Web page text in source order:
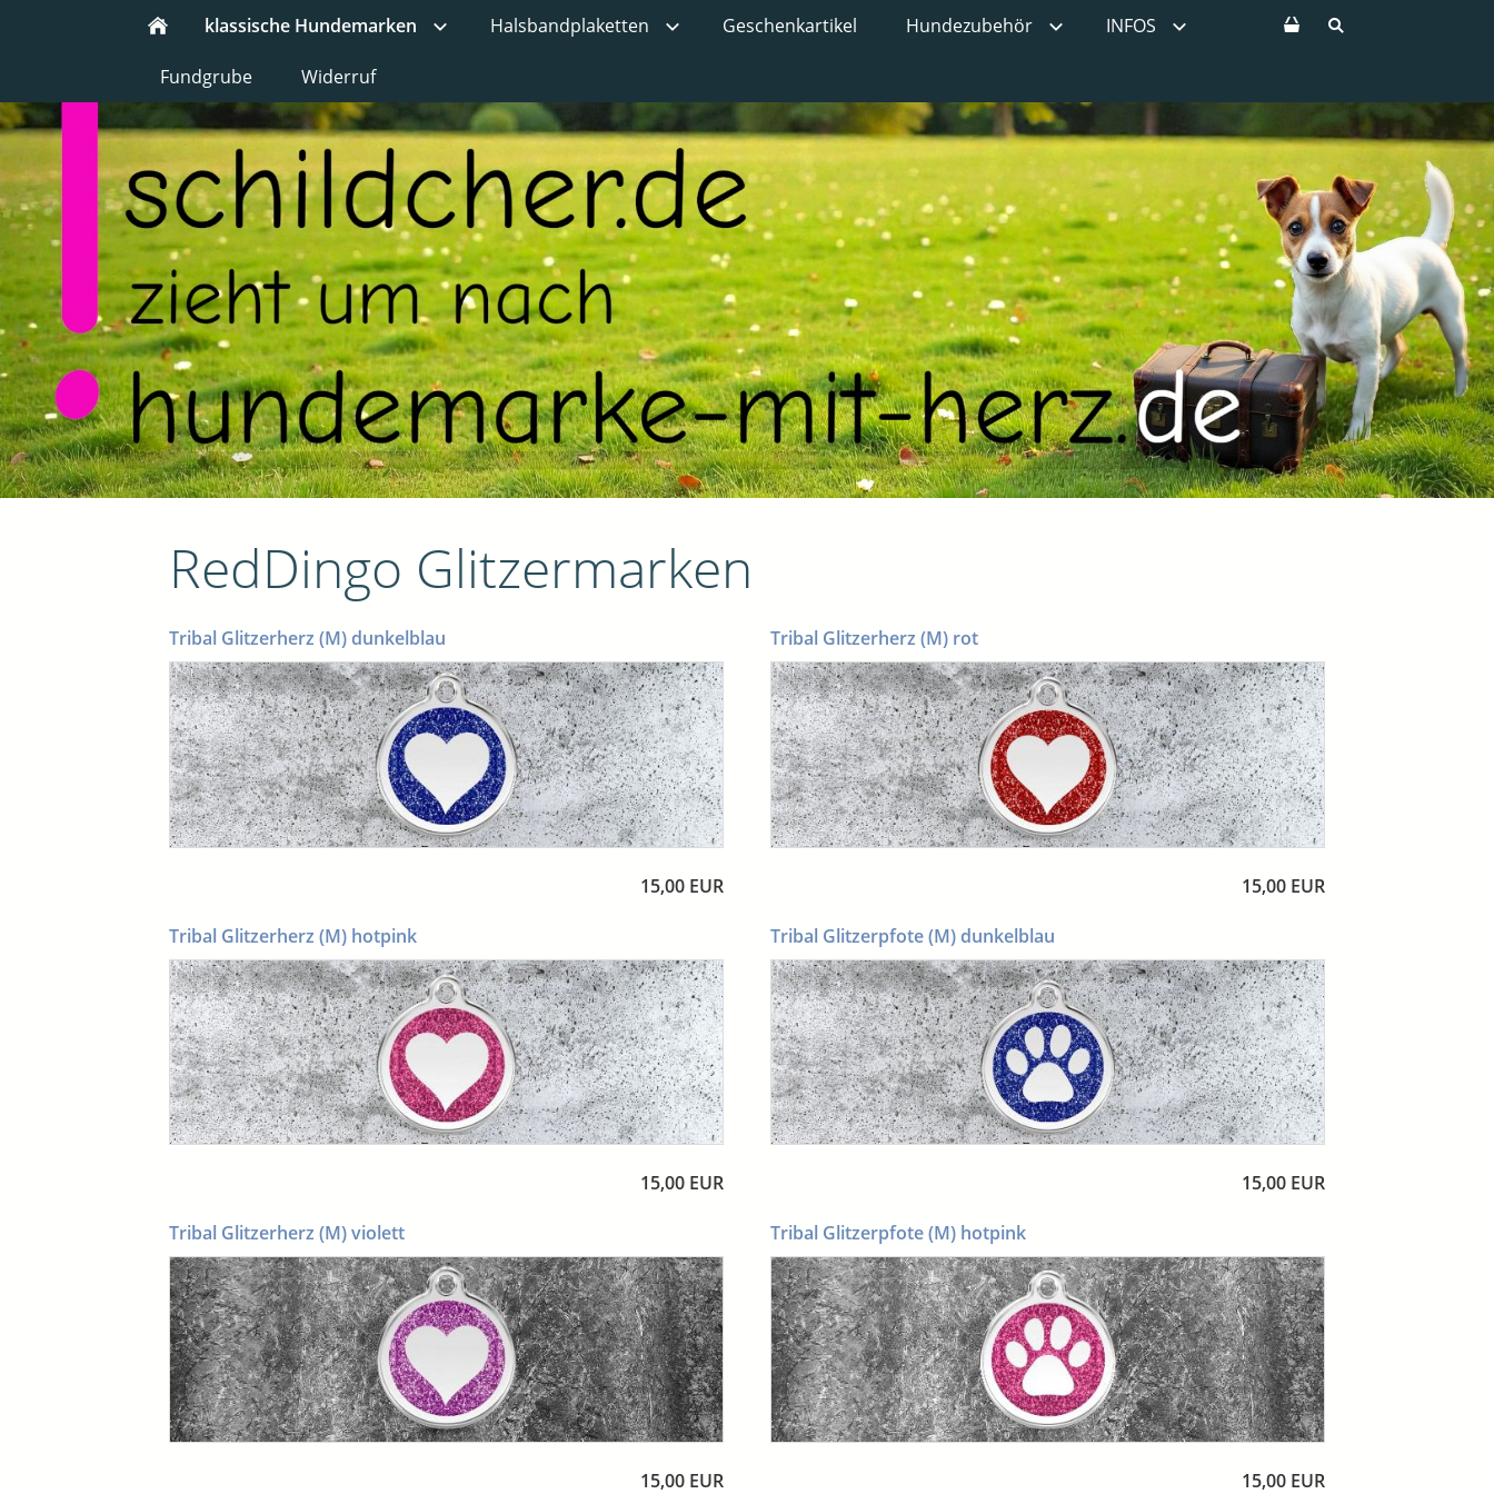
klassische Hundemarken Halsbandplaketten Geschenkartikel Hundezubehör INFOS
Fundgrube Widerruf
RedDingo Glitzermarken
Tribal Glitzerherz (M) dunkelblau
15,00 EUR
Tribal Glitzerherz (M) hotpink
15,00 EUR
Tribal Glitzerherz (M) violett
15,00 EUR
Tribal Glitzerherz (M) rot
15,00 EUR
Tribal Glitzerpfote (M) dunkelblau
15,00 EUR
Tribal Glitzerpfote (M) hotpink
15,00 EUR